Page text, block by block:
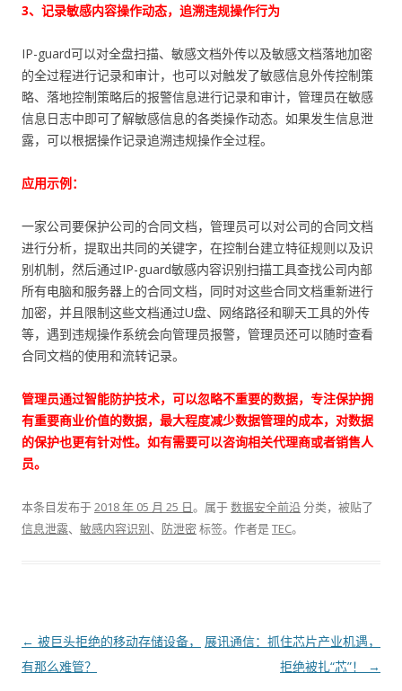
3、记录敏感内容操作动态，追溯违规操作行为
IP-guard可以对全盘扫描、敏感文档外传以及敏感文档落地加密
的全过程进行记录和审计，也可以对触发了敏感信息外传控制策
略、落地控制策略后的报警信息进行记录和审计，管理员在敏感
信息日志中即可了解敏感信息的各类操作动态。如果发生信息泄
露，可以根据操作记录追溯违规操作全过程。
应用示例：
一家公司要保护公司的合同文档，管理员可以对公司的合同文档
进行分析，提取出共同的关键字，在控制台建立特征规则以及识
别机制，然后通过IP-guard敏感内容识别扫描工具查找公司内部
所有电脑和服务器上的合同文档，同时对这些合同文档重新进行
加密，并且限制这些文档通过U盘、网络路径和聊天工具的外传
等，遇到违规操作系统会向管理员报警，管理员还可以随时查看
合同文档的使用和流转记录。
管理员通过智能防护技术，可以忽略不重要的数据，专注保护拥
有重要商业价值的数据，最大程度减少数据管理的成本，对数据
的保护也更有针对性。如有需要可以咨询相关代理商或者销售人
员。
本条目发布于2018 年 05 月 25 日。属于数据安全前沿分类，被贴了
信息泄露、 敏感内容识别、 防泄密标签。 作者是TEC。
文章导航
← 被巨头拒绝的移动存储设备，
有那么难管？
展讯通信：抓住芯片产业机遇，
拒绝被扎“芯”！
→